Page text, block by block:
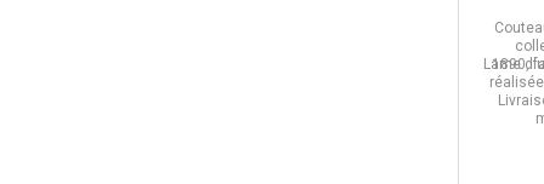
1890,
Lame
réalisée